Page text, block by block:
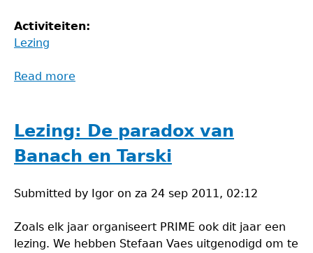
Activiteiten:
Lezing
Read more
Stefaan
Vaes
Lezing: De paradox van
Banach en Tarski
Submitted by Igor on za 24 sep 2011, 02:12
Zoals elk jaar organiseert PRIME ook dit jaar een
lezing. We hebben Stefaan Vaes uitgenodigd om te